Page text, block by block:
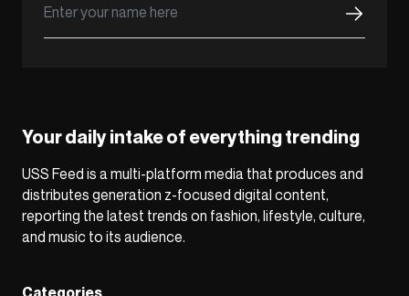
Your daily intake of everything trending
USS Feed is a multi-platform media that produces and
distributes generation z-focused digital content,
reporting the latest trends on fashion, lifestyle, culture,
and music to its audience.
Categories